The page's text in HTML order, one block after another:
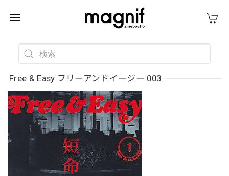
Free & Easy フリーアンドイージー 003